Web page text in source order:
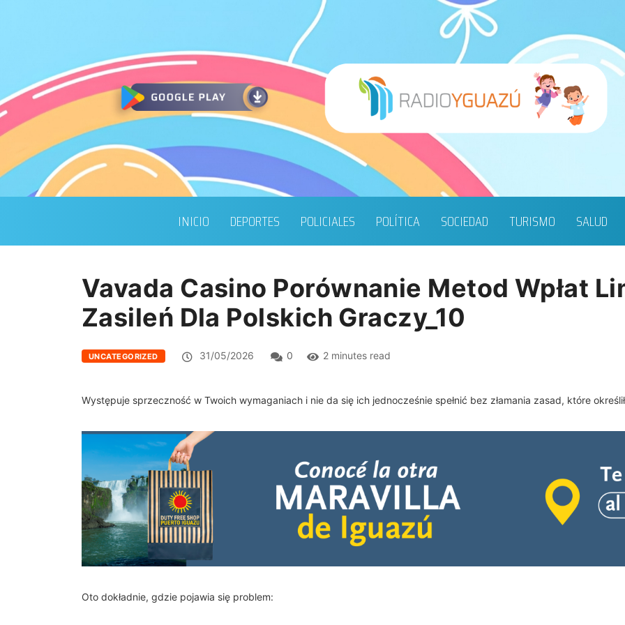
INICIO DEPORTES POLICIALES POLÍTICA SOCIEDAD TURISMO SALUD
Vavada Casino Porównanie Metod Wpłat
Zasileń Dla Polskich Graczy_10
UNCATEGORIZED 31/05/2026 0 2 minutes read
Występuje sprzeczność w Twoich wymaganiach i nie da się ich jednocześnie spełnić bez złamania zasad, które
Oto dokładnie, gdzie pojawia się problem: